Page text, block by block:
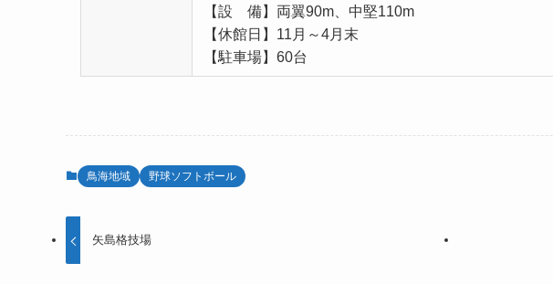
【設 備】両翼90m、中堅110m
【休館日】11月～4月末
【駐車場】60台
鳥海地域 野球ソフトボール
矢島格技場